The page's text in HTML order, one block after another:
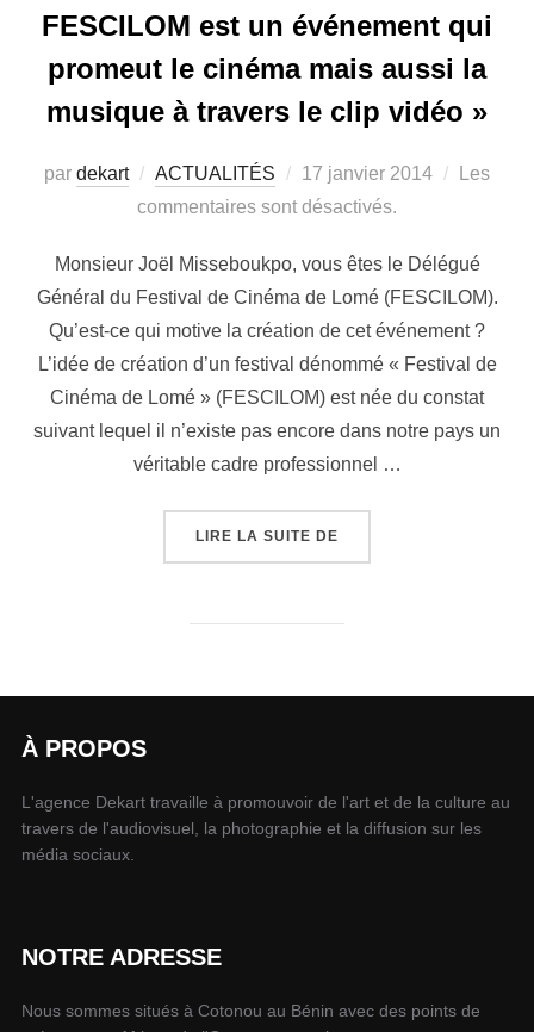
FESCILOM est un événement qui
promeut le cinéma mais aussi la
musique à travers le clip vidéo »
par dekart ACTUALITÉS 17 janvier 2014
Les
commentaires sont désactivés.
Monsieur Joël Misseboukpo, vous êtes le Délégué
Général du Festival de Cinéma de Lomé (FESCILOM).
Qu’est-ce qui motive la création de cet événement ?
L’idée de création d’un festival dénommé « Festival de
Cinéma de Lomé » (FESCILOM) est née du constat
suivant lequel il n’existe pas encore dans notre pays un
véritable cadre professionnel …
LIRE LA SUITE DE
À PROPOS
L'agence Dekart travaille à promouvoir de l'art et de la culture au
travers de l'audiovisuel, la photographie et la diffusion sur les
média sociaux.
NOTRE ADRESSE
Nous sommes situés à Cotonou au Bénin avec des points de